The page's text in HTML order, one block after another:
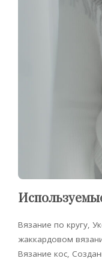
Вязание по кругу,
жаккардовом
Вязание кос,